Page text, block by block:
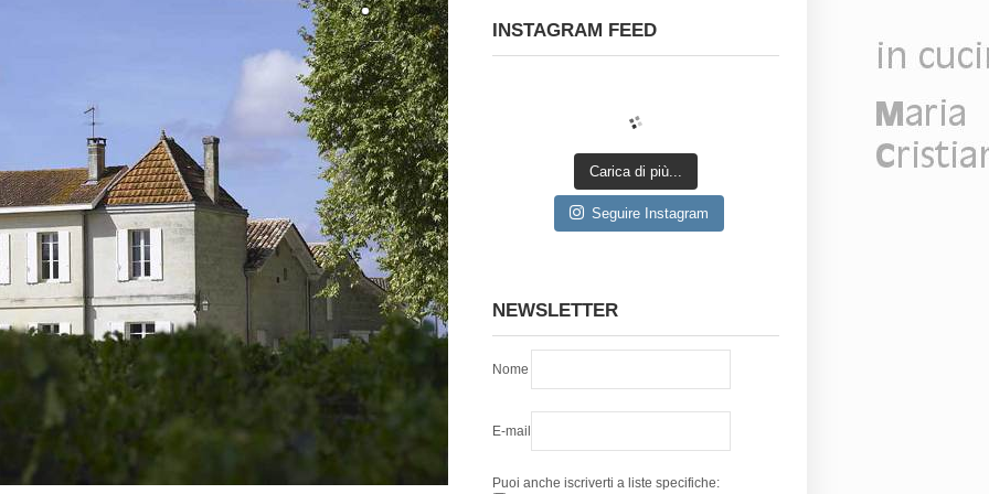
INSTAGRAM FEED
Carica di più...
Seguire Instagram
NEWSLETTER
Nome
E-mail
Puoi anche iscriverti a liste specifiche: